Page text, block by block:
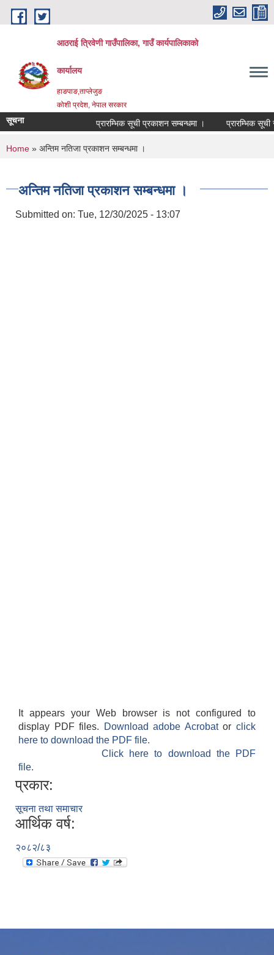
Skip to main content
आठराई त्रिवेणी गाउँपालिका, गाउँ कार्यपालिकाको
कार्यालय
हाङपाङ,ताप्लेजुङ
कोशी प्रदेश, नेपाल सरकार
सूचना प्रारम्भिक सूची प्रकाशन सम्बन्धमा । प्रारम्भिक सूची
You are here
Home » अन्तिम नतिजा प्रकाशन सम्बन्धमा ।
अन्तिम नतिजा प्रकाशन सम्बन्धमा ।
Submitted on: Tue, 12/30/2025 - 13:07
It appears your Web browser is not configured to
display PDF files.
Download adobe Acrobatorclick
here to download the PDF file.
Click here to download the PDF
file.
प्रकार:
सूचना तथा समाचार
आर्थिक वर्ष:
२०८२/८३